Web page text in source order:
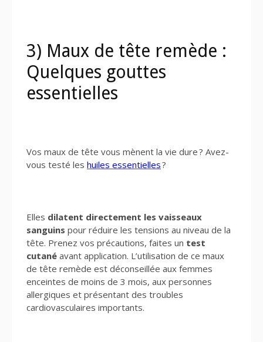
3) Maux de tête remède :
Quelques gouttes
essentielles
Vos maux de tête vous mènent la vie dure ? Avez-
vous testé les huiles essentielles?
Elles dilatent directement les vaisseaux
sanguins pour réduire les tensions au niveau de la
tête. Prenez vos précautions, faites un test
cutané avant application. L’utilisation de ce maux
de tête remède est déconseillée aux femmes
enceintes de moins de 3 mois, aux personnes
allergiques et présentant des troubles
cardiovasculaires importants.